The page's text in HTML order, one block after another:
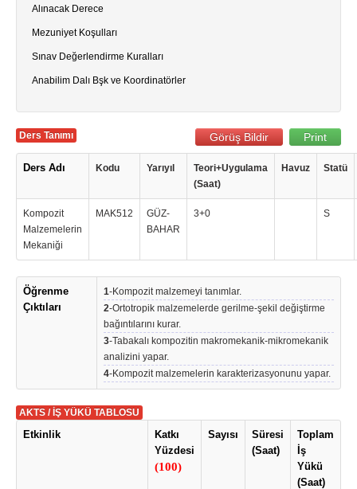
Alınacak Derece
Mezuniyet Koşulları
Sınav Değerlendirme Kuralları
Anabilim Dalı Bşk ve Koordinatörler
Görüş Bildir Print
Ders Tanımı
Ders Adı Kodu Yarıyıl
Teori+Uygulama
(Saat)
Havuz Statü
Kompozit
Malzemelerin
Mekaniği
MAK512
GÜZ-
BAHAR
3+0 S
Öğrenme
Çıktıları
1-Kompozit malzemeyi tanımlar.
2-Ortotropik malzemelerde gerilme-şekil değiştirme
bağıntılarını kurar.
3-Tabakalı kompozitin makromekanik-mikromekanik
analizini yapar.
4-Kompozit malzemelerin karakterizasyonunu yapar.
AKTS / İŞ YÜKÜ TABLOSU
Etkinlik
Katkı
Yüzdesi
(100)
Sayısı
Süresi
(Saat)
Toplam
İş
Yükü
(Saat)